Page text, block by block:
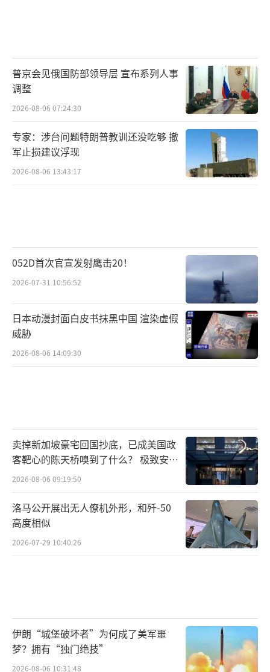
普京会见俄国防部领导层 宣布系列人事
调整
2026-08-06 07:24:30
专家：涉台问题特朗普教训还没吃够 撤
军止损建议浮现
2026-08-06 13:43:17
052D首次官宣发射鹰击20！
2026-07-31 10:56:52
日本动漫封面白皮书抹黑中国 渲染虚假
威胁
2026-08-06 14:09:30
卖掉新加坡豪宅回国抄底，已成美国政
客靶心的陈天桥嗅到了什么？ 极致安全
的追寻
2026-08-06 09:19:50
洛马公开展出无人僚机外形，和歼-50
高度相似
2026-07-29 10:40:26
伊朗“城堡破坏者”为何成了美军噩
梦？拥有“独门绝技”
2026-08-06 10:31:48